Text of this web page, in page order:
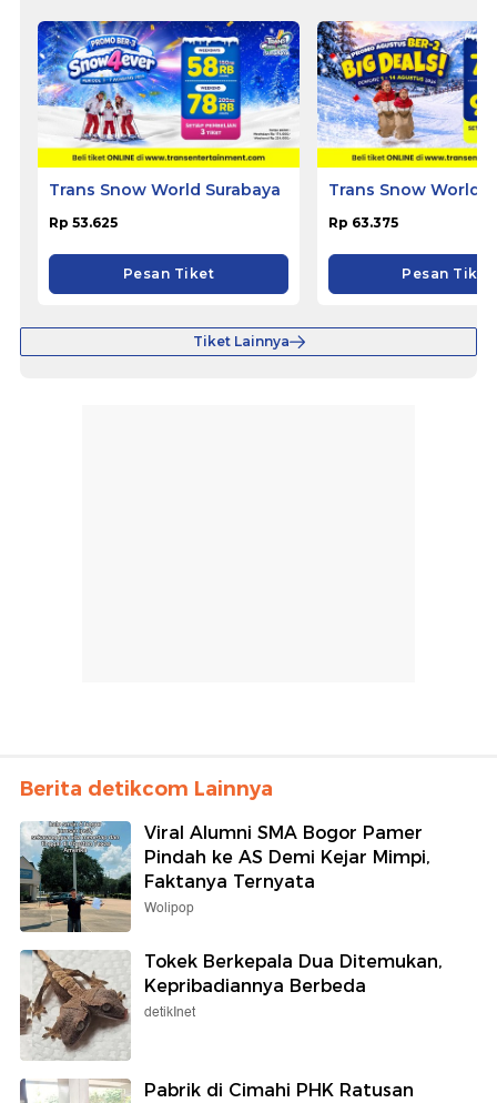
Trans Snow World Surabaya
Rp 53.625
Pesan Tiket
Trans Snow World
Rp 63.375
Pesan Tiket
Tiket Lainnya
Berita detikcom Lainnya
Viral Alumni SMA Bogor Pamer
Pindah ke AS Demi Kejar Mimpi,
Faktanya Ternyata
Wolipop
Tokek Berkepala Dua Ditemukan,
Kepribadiannya Berbeda
detikInet
Pabrik di Cimahi PHK Ratusan